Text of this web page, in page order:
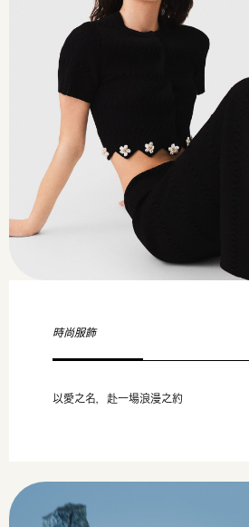
時尚服飾
以愛之名，赴一場浪漫之約